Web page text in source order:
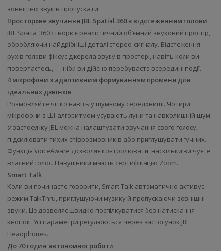
зовнішніх звуків пропускати.
Просторове звучання JBL Spatial 360 з відстеженням голови
JBL Spatial 360 створює реалістичний об’ємний звуковий простір,
обробляючи найдрібніші деталі стерео-сигналу. Відстеження
рухів голови фіксує джерела звуку в просторі, навіть коли ви
повертаєтесь, — ніби ви дійсно перебуваєте всередині події.
4 мікрофони з адаптивним формуванням променя для
ідеальних дзвінків
Розмовляйте чітко навіть у шумному середовищі. Чотири
мікрофони з ШІ-алгоритмом усувають луни та навколишній шум.
У застосунку JBL можна налаштувати звучання свого голосу,
підсилювати тихих співрозмовників або приглушувати гучних.
Функція VoiceAware дозволяє контролювати, наскільки ви чуєте
власний голос. Навушники мають сертифікацію Zoom.
Smart Talk
Коли ви починаєте говорити, Smart Talk автоматично активує
режим TalkThru, приглушуючи музику й пропускаючи зовнішні
звуки. Це дозволяє швидко поспілкуватися без натискання
кнопок. Усі параметри регулюються через застосунок JBL
Headphones.
До 70 годин автономної роботи